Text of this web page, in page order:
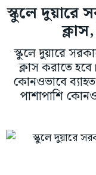
স্কুলে দুয়ারে
স্কুলে দুয়ারে
ক্লাস করাতে
কোনওভাবে
পাশাপাশি